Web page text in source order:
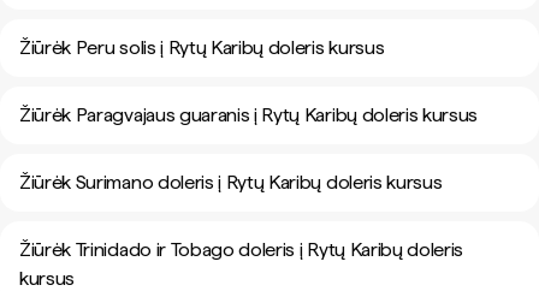
Žiūrėk Peru solis į Rytų Karibų doleris kursus
Žiūrėk Paragvajaus guaranis į Rytų Karibų doleris kursus
Žiūrėk Surimano doleris į Rytų Karibų doleris kursus
Žiūrėk Trinidado ir Tobago doleris į Rytų Karibų doleris
kursus